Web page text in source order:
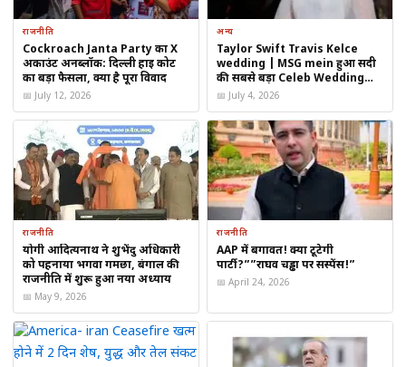
कृषि और समुद्री उत्पाद
चावल, मक्का, मसाले और समुद्री खाद्य उत्पादों की बढ़ती मांग ने भारत को
कृषि निर्यात में बड़ा फायदा पहुंचाया।
केमिकल और फार्मा कच्चा माल
चीन की इंडस्ट्री भारत परफार्मास्युटिकल इंटरमीडिएट्स और स्पेशलिटी
केमिकल्स
के लिए पहले से ज्यादा निर्भर होती दिख रही है।
भारत की अर्थव्यवस्था के लिए क्यों अहम है यह उछाल?
India-China Export Growth
इसके कई दूरगामी आर्थिक फायदे हैं:
विदेशी मुद्रा भंडार (Forex Reserves) में मजबूती
राजनीति
Cockroach Janta Party का X
अकाउंट अनब्लॉक: दिल्ली हाई कोर्ट
का बड़ा फैसला, क्या है पूरा विवाद
📅 July 12, 2026
अन्य
Taylor Swift Travis Kelce
wedding | MSG mein हुआ सदी
की सबसे बड़ा Celeb Wedding
2026
📅 July 4, 2026
राजनीति
योगी आदित्यनाथ ने शुभेंदु अधिकारी
को पहनाया भगवा गमछा, बंगाल की
राजनीति में शुरू हुआ नया अध्याय
📅 May 9, 2026
राजनीति
AAP में बगावत! क्या टूटेगी
पार्टी?””राघव चड्ढा पर सस्पेंस!”
📅 April 24, 2026